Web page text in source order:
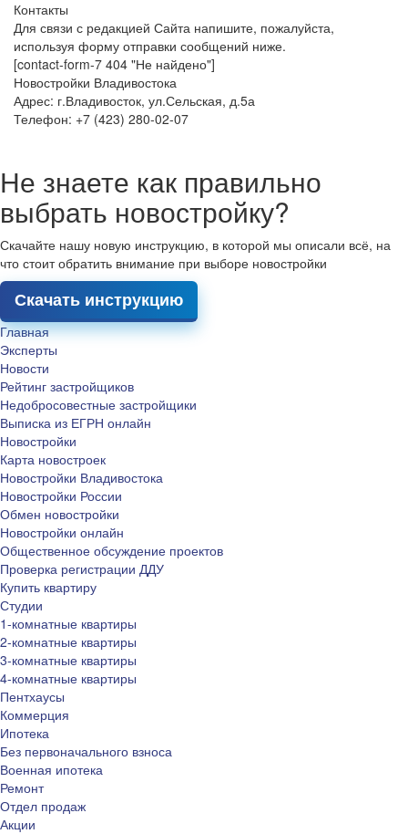
Контакты
Для связи с редакцией Сайта напишите, пожалуйста,
используя форму отправки сообщений ниже.
[contact-form-7 404 "Не найдено"]
Новостройки Владивостока
Адрес: г.Владивосток, ул.Сельская, д.5а
Телефон: +7 (423) 280-02-07
Не знаете как правильно
выбрать новостройку?
Скачайте нашу новую инструкцию, в которой мы описали всё, на
что стоит обратить внимание при выборе новостройки
Скачать инструкцию
Главная
Эксперты
Новости
Рейтинг застройщиков
Недобросовестные застройщики
Выписка из ЕГРН онлайн
Новостройки
Карта новостроек
Новостройки Владивостока
Новостройки России
Обмен новостройки
Новостройки онлайн
Общественное обсуждение проектов
Проверка регистрации ДДУ
Купить квартиру
Студии
1-комнатные квартиры
2-комнатные квартиры
3-комнатные квартиры
4-комнатные квартиры
Пентхаусы
Коммерция
Ипотека
Без первоначального взноса
Военная ипотека
Ремонт
Отдел продаж
Акции